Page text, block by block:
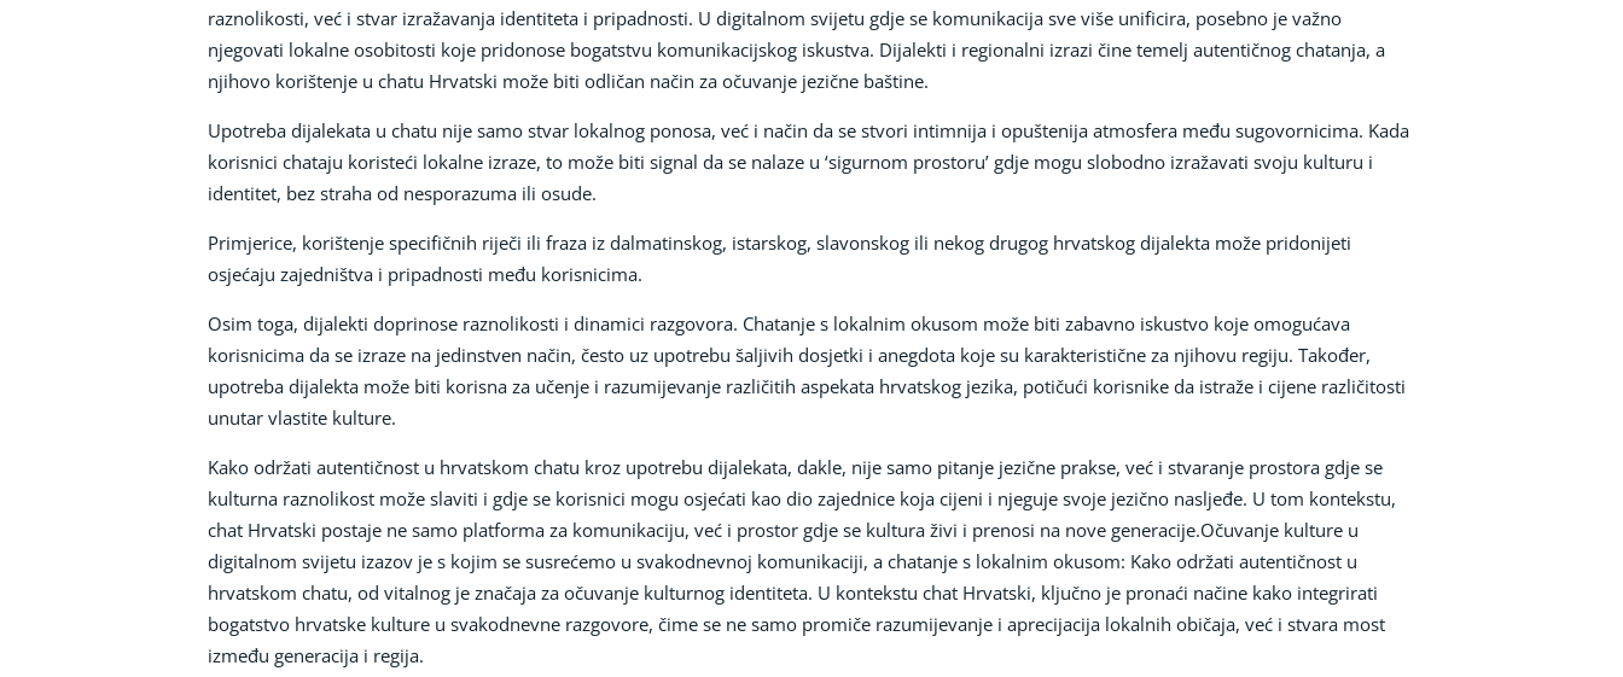
raznolikosti, već i stvar izražavanja identiteta i pripadnosti. U digitalnom svijetu gdje se komunikacija sve više unificira, posebno je važno
njegovati lokalne osobitosti koje pridonose bogatstvu komunikacijskog iskustva. Dijalekti i regionalni izrazi čine temelj autentičnog chatanja, a
njihovo korištenje u chatu Hrvatski može biti odličan način za očuvanje jezične baštine.
Upotreba dijalekata u chatu nije samo stvar lokalnog ponosa, već i način da se stvori intimnija i opuštenija atmosfera među sugovornicima. Kada
korisnici chataju koristeći lokalne izraze, to može biti signal da se nalaze u ‘sigurnom prostoru’ gdje mogu slobodno izražavati svoju kulturu i
identitet, bez straha od nesporazuma ili osude.
Primjerice, korištenje specifičnih riječi ili fraza iz dalmatinskog, istarskog, slavonskog ili nekog drugog hrvatskog dijalekta može pridonijeti
osjećaju zajedništva i pripadnosti među korisnicima.
Osim toga, dijalekti doprinose raznolikosti i dinamici razgovora. Chatanje s lokalnim okusom može biti zabavno iskustvo koje omogućava
korisnicima da se izraze na jedinstven način, često uz upotrebu šaljivih dosjetki i anegdota koje su karakteristične za njihovu regiju. Također,
upotreba dijalekta može biti korisna za učenje i razumijevanje različitih aspekata hrvatskog jezika, potičući korisnike da istraže i cijene različitosti
unutar vlastite kulture.
Kako održati autentičnost u hrvatskom chatu kroz upotrebu dijalekata, dakle, nije samo pitanje jezične prakse, već i stvaranje prostora gdje se
kulturna raznolikost može slaviti i gdje se korisnici mogu osjećati kao dio zajednice koja cijeni i njeguje svoje jezično nasljeđe. U tom kontekstu,
chat Hrvatski postaje ne samo platforma za komunikaciju, već i prostor gdje se kultura živi i prenosi na nove generacije.Očuvanje kulture u
digitalnom svijetu izazov je s kojim se susrećemo u svakodnevnoj komunikaciji, a chatanje s lokalnim okusom: Kako održati autentičnost u
hrvatskom chatu, od vitalnog je značaja za očuvanje kulturnog identiteta. U kontekstu chat Hrvatski, ključno je pronaći načine kako integrirati
bogatstvo hrvatske kulture u svakodnevne razgovore, čime se ne samo promiče razumijevanje i aprecijacija lokalnih običaja, već i stvara most
između generacija i regija.